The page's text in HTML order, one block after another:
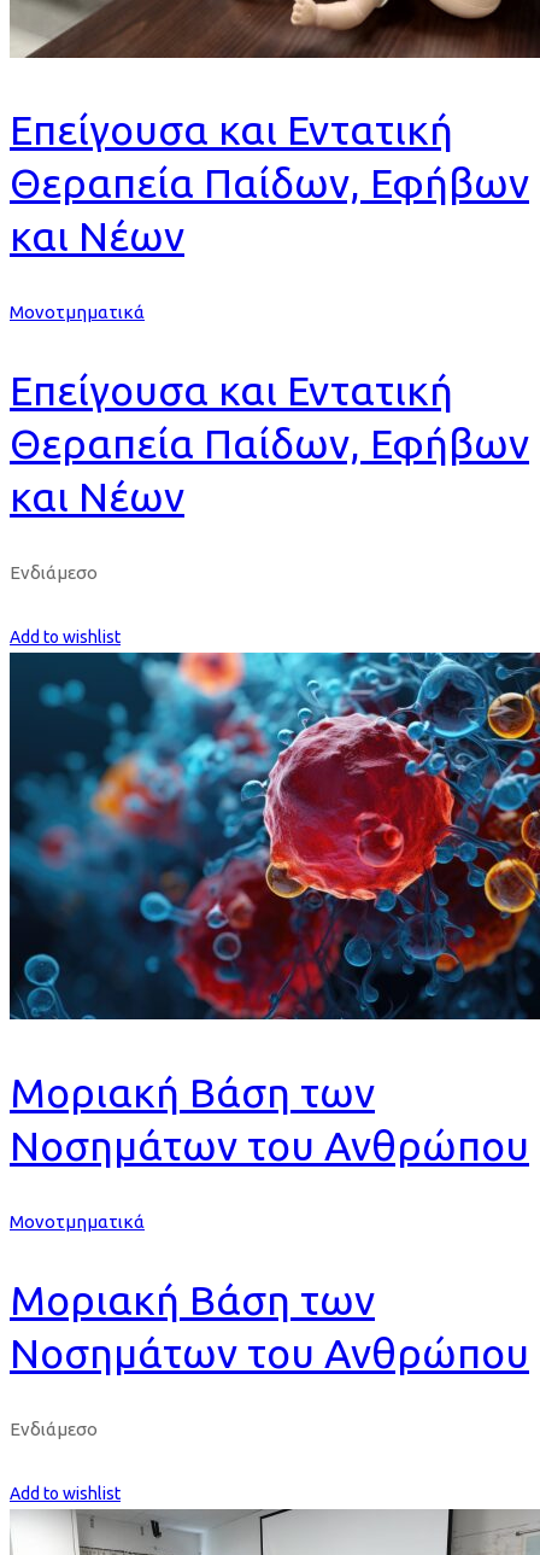
Επείγουσα και Εντατική
Θεραπεία Παίδων, Εφήβων
και Νέων
Μονοτμηματικά
Επείγουσα και Εντατική
Θεραπεία Παίδων, Εφήβων
και Νέων
Ενδιάμεσο
Add to wishlist
Μοριακή Βάση των
Νοσημάτων του Ανθρώπου
Μονοτμηματικά
Μοριακή Βάση των
Νοσημάτων του Ανθρώπου
Ενδιάμεσο
Add to wishlist